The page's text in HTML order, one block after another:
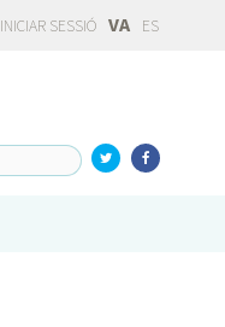
INICIAR SESSIÓ VA ES